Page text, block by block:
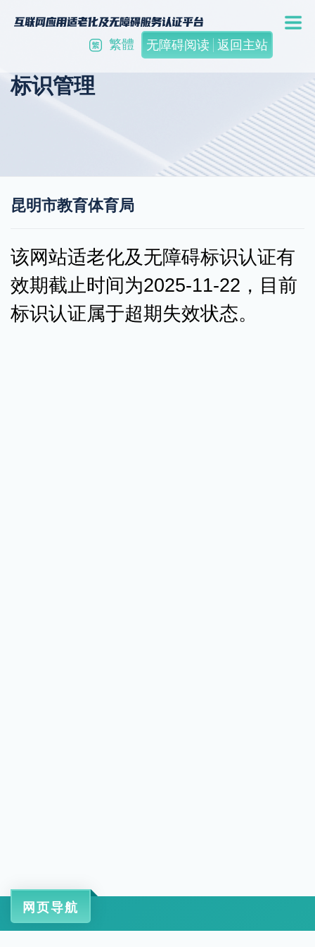
繁體 无障碍阅读 返回主站
标识管理
昆明市教育体育局
该网站适老化及无障碍标识认证有
效期截止时间为2025-11-22，目前
标识认证属于超期失效状态。
网页导航